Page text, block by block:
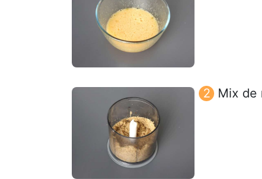
Mix de